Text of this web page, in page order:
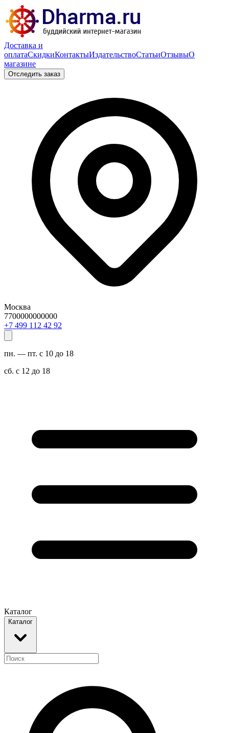
Доставка и
оплатаСкидкиКонтактыИздательствоСтатьиОтзывыО
магазине
Отследить заказ
Москва
7700000000000
29 24 211 994 7+
пн. — пт. с 10 до 18
сб. с 12 до 18
Каталог
Каталог